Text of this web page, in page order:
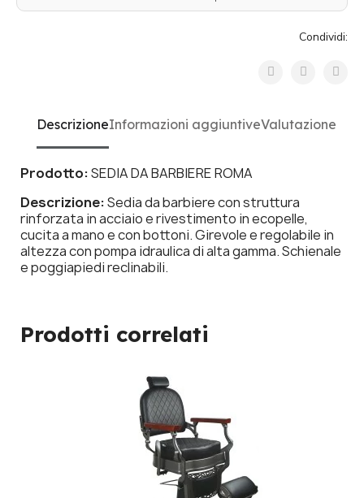
Condividi:
DescrizioneInformazioni aggiuntiveValutazione
Prodotto:SEDIA DA BARBIERE ROMA
Descrizione:Sedia da barbiere con struttura
rinforzata in acciaio e rivestimento in ecopelle,
cucita a mano e con bottoni. Girevole e regolabile in
altezza con pompa idraulica di alta gamma. Schienale
e poggiapiedi reclinabili.
Prodotti correlati